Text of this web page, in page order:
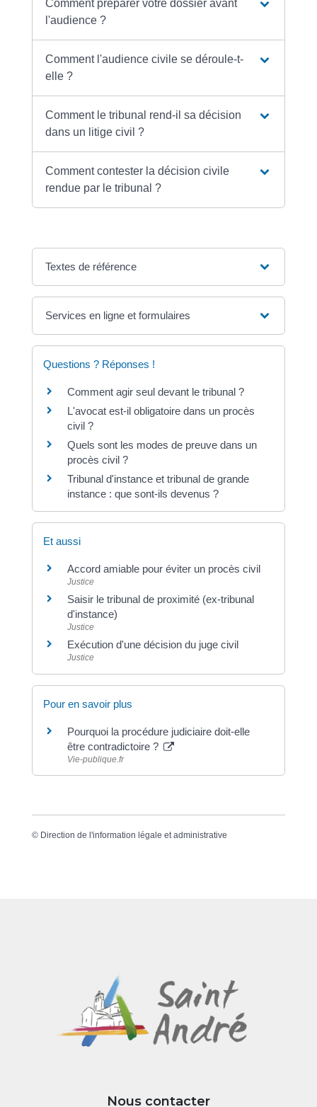
Comment préparer votre dossier avant
l'audience ?
Comment l'audience civile se déroule-t-
elle ?
Comment le tribunal rend-il sa décision
dans un litige civil ?
Comment contester la décision civile
rendue par le tribunal ?
Textes de référence
Services en ligne et formulaires
Questions ? Réponses !
Comment agir seul devant le tribunal ?
L'avocat est-il obligatoire dans un procès
civil ?
Quels sont les modes de preuve dans un
procès civil ?
Tribunal d'instance et tribunal de grande
instance : que sont-ils devenus ?
Et aussi
Accord amiable pour éviter un procès civil
Justice
Saisir le tribunal de proximité (ex-tribunal
d'instance)
Justice
Exécution d'une décision du juge civil
Justice
Pour en savoir plus
Pourquoi la procédure judiciaire doit-elle
être contradictoire ?
Vie-publique.fr
© Direction de l'information légale et administrative
Nous contacter